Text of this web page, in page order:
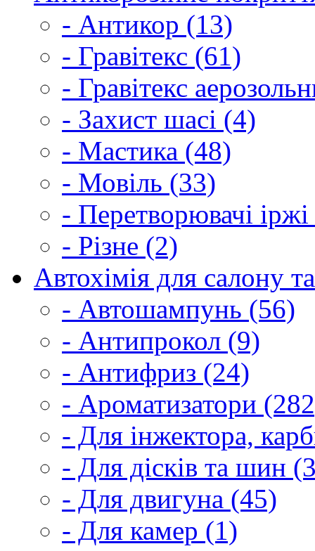
- Антикор (13)
- Гравітекс (61)
- Гравітекс
- Захист шасі (4)
- Мастика (48)
- Мовіль (33)
- Перетворювачі
- Різне (2)
Автохімія для салону
- Автошампунь (56)
- Антипрокол (9)
- Антифриз (24)
- Ароматизатори
- Для інжектора,
- Для дісків та шин
- Для двигуна (45)
- Для камер (1)